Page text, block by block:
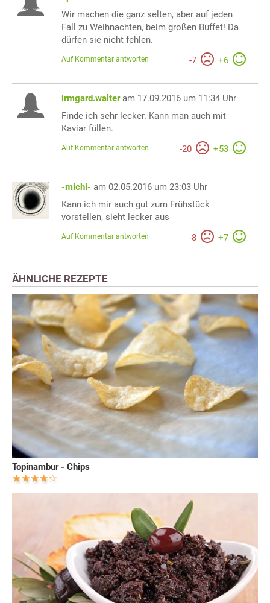
Wir machen die ganz selten, aber auf jeden
Fall zu Weihnachten, beim großen Buffet! Da
dürfen sie nicht fehlen.
-7 +6
Auf Kommentar antworten
irmgard.walter am 17.09.2016 um 11:34 Uhr
Finde ich sehr lecker. Kann man auch mit
Kaviar füllen.
-20 +53
Auf Kommentar antworten
-michi- am 02.05.2016 um 23:03 Uhr
Kann ich mir auch gut zum Frühstück
vorstellen, sieht lecker aus
-8 +7
Auf Kommentar antworten
ÄHNLICHE REZEPTE
Topinambur - Chips